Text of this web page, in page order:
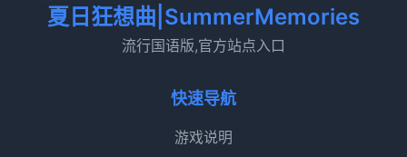
夏日狂想曲|SummerMemories
流行国语版,官方站点入口
快速导航
游戏说明